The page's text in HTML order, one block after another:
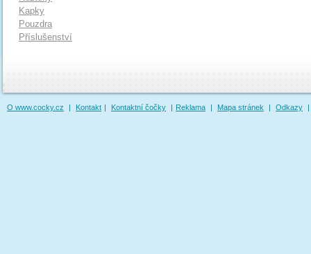
Kapky
Pouzdra
Příslušenství
O www.cocky.cz | Kontakt | Kontaktní čočky | Reklama | Mapa stránek | Odkazy |